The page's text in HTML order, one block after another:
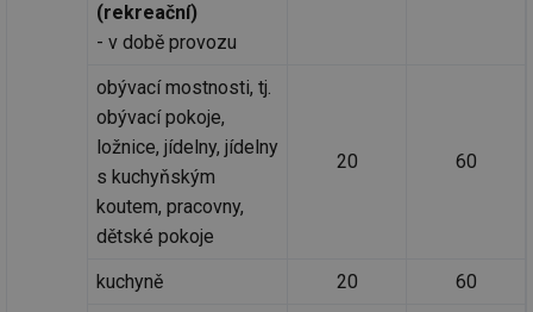
(rekreační)
- v době provozu
obývací mostnosti, tj.
obývací pokoje,
ložnice, jídelny, jídelny
s kuchyňským
koutem, pracovny,
dětské pokoje
20 60
kuchyně 20
60